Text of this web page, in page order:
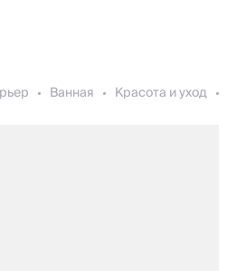
Ванная Красота и уход